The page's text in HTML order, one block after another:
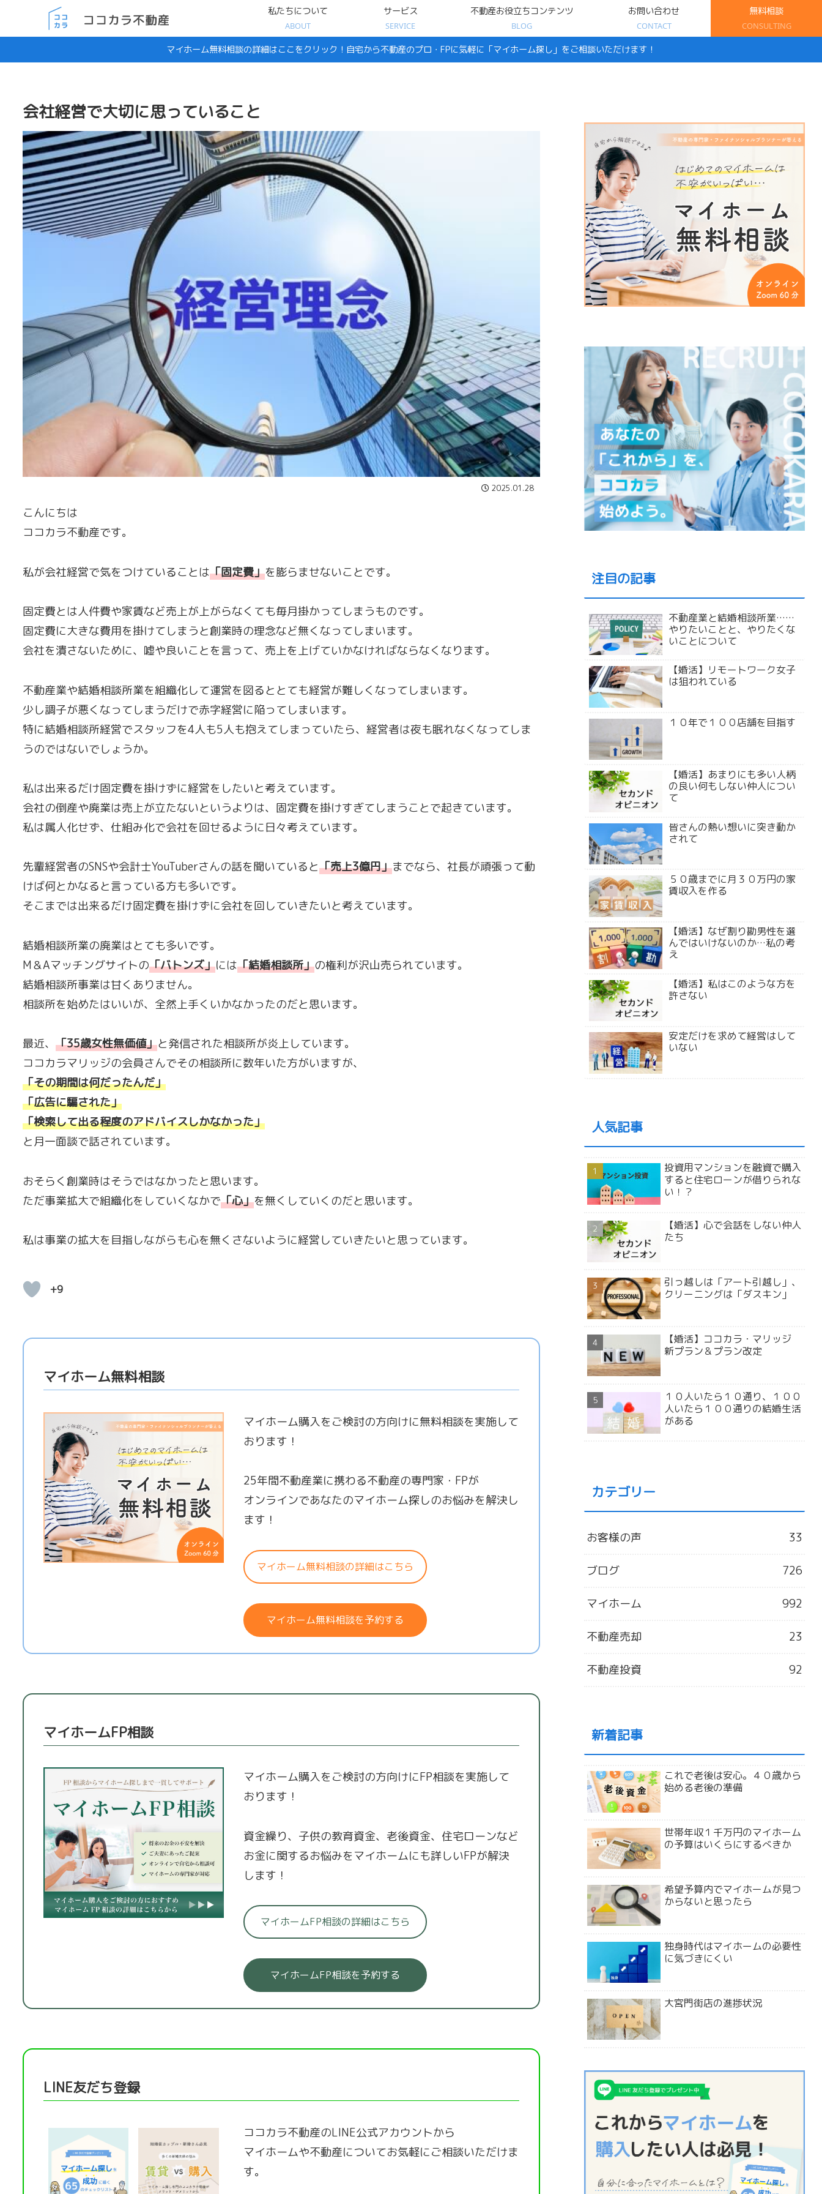
私たちについて
ABOUT
サービス
SERVICE
不動産お役立ちコンテンツ
BLOG
お問い合わせ
CONTACT
無料相談
CONSULTING
マイホーム無料相談の詳細はここをクリック！自宅から不動産のプロ・FPに気軽に「マイホーム探し」をご相談いただけます！
会社経営で大切に思っていること
2025.01.28
こんにちは
ココカラ不動産です。
私が会社経営で気をつけていることは「固定費」を膨らませないことです。
固定費とは人件費や家賃など売上が上がらなくても毎月掛かってしまうものです。
固定費に大きな費用を掛けてしまうと創業時の理念など無くなってしまいます。
会社を潰さないために、嘘や良いことを言って、売上を上げていかなければならなくなります。
不動産業や結婚相談所業を組織化して運営を図るととても経営が難しくなってしまいます。
少し調子が悪くなってしまうだけで赤字経営に陥ってしまいます。
特に結婚相談所経営でスタッフを4人も5人も抱えてしまっていたら、経営者は夜も眠れなくなってしま
うのではないでしょうか。
私は出来るだけ固定費を掛けずに経営をしたいと考えています。
会社の倒産や廃業は売上が立たないというよりは、固定費を掛けすぎてしまうことで起きています。
私は属人化せず、仕組み化で会社を回せるように日々考えています。
先輩経営者のSNSや会計士YouTuberさんの話を聞いていると「売上3億円」までなら、社長が頑張って動
けば何とかなると言っている方も多いです。
そこまでは出来るだけ固定費を掛けずに会社を回していきたいと考えています。
結婚相談所業の廃業はとても多いです。
M＆Aマッチングサイトの「バトンズ」には「結婚相談所」の権利が沢山売られています。
結婚相談所事業は甘くありません。
相談所を始めたはいいが、全然上手くいかなかったのだと思います。
最近、 「35歳女性無価値」と発信された相談所が炎上しています。
ココカラマリッジの会員さんでその相談所に数年いた方がいますが、
「その期間は何だったんだ」
「広告に騙された」
「検索して出る程度のアドバイスしかなかった」
と月一面談で話されています。
おそらく創業時はそうではなかったと思います。
ただ事業拡大で組織化をしていくなかで「心」を無くしていくのだと思います。
私は事業の拡大を目指しながらも心を無くさないように経営していきたいと思っています。
+9
マイホーム無料相談
マイホーム購入をご検討の方向けに無料相談を実施して
おります！
25年間不動産業に携わる不動産の専門家・FPが
オンラインであなたのマイホーム探しのお悩みを解決し
ます！
マイホーム無料相談の詳細はこちら
マイホーム無料相談を予約する
マイホームFP相談
マイホーム購入をご検討の方向けにFP相談を実施して
おります！
資金繰り、子供の教育資金、老後資金、住宅ローンなど
お金に関するお悩みをマイホームにも詳しいFPが解決
します！
マイホームFP相談の詳細はこちら
マイホームFP相談を予約する
LINE友だち登録
ココカラ不動産のLINE公式アカウントから
マイホームや不動産についてお気軽にご相談いただけま
す。
注目の記事
不動産業と結婚相談所業……
やりたいことと、やりたくな
いことについて
【婚活】リモートワーク女子
は狙われている
１０年で１００店舗を目指す
【婚活】あまりにも多い人柄
の良い何もしない仲人につい
て
皆さんの熱い想いに突き動か
されて
５０歳までに月３０万円の家
賃収入を作る
【婚活】なぜ割り勘男性を選
んではいけないのか…私の考
え
【婚活】私はこのような方を
許さない
安定だけを求めて経営はして
いない
人気記事
投資用マンションを融資で購入
すると住宅ローンが借りられな
い！？
【婚活】心で会話をしない仲人
たち
引っ越しは「アート引越し」、
クリーニングは「ダスキン」
【婚活】ココカラ・マリッジ
新プラン＆プラン改定
１０人いたら１０通り、１００
人いたら１００通りの結婚生活
がある
カテゴリー
お客様の声 33
ブログ 726
マイホーム 992
不動産売却 23
不動産投資 92
新着記事
これで老後は安心。４０歳から
始める老後の準備
世帯年収１千万円のマイホーム
の予算はいくらにするべきか
希望予算内でマイホームが見つ
からないと思ったら
独身時代はマイホームの必要性
に気づきにくい
大宮門街店の進捗状況